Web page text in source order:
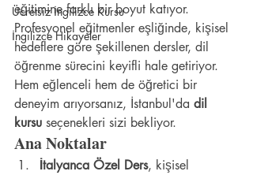
Ücretsiz İngilizce Kursu
İngilizce Hikayeler
eğitimine farklı bir boyut katıyor.
Profesyonel eğitmenler eşliğinde, kişisel
hedeflere göre şekillenen dersler, dil
öğrenme sürecini keyifli hale getiriyor.
Hem eğlenceli hem de öğretici bir
deneyim arıyorsanız, İstanbul'da dil
kursu seçenekleri sizi bekliyor.
Ana Noktalar
İtalyanca Özel Ders, kişisel